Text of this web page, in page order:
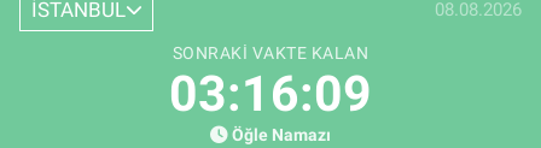
İSTANBUL 08.08.2026
SONRAKI VAKTE KALAN
03:16:08
Öğle Namazı